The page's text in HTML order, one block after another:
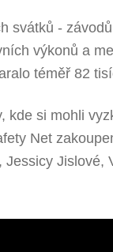
svátků -
výkonů a
téměř 82
si mohli
Net
Jislové,